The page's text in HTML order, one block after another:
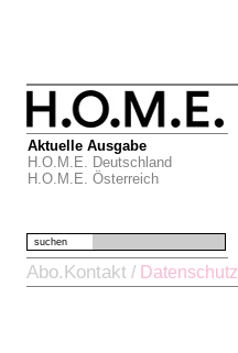
Aktuelle Ausgabe
H.O.M.E. Deutschland
H.O.M.E. Österreich
suchen
Abo.Kontakt / Datenschutz